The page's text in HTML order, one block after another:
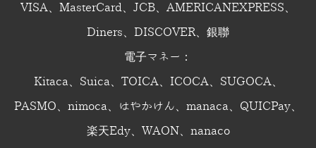
VISA、MasterCard、JCB、AMERICANEXPRESS、
Diners、DISCOVER、銀聯
電子マネー：
Kitaca、Suica、TOICA、ICOCA、SUGOCA、
PASMO、nimoca、はやかけん、manaca、QUICPay、
楽天Edy、WAON、nanaco